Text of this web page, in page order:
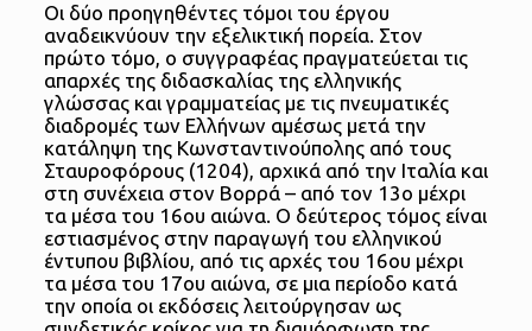
Οι δύο προηγηθέντες τόμοι του έργου
αναδεικνύουν την εξελικτική πορεία. Στον
πρώτο τόμο, ο συγγραφέας πραγματεύεται τις
απαρχές της διδασκαλίας της ελληνικής
γλώσσας και γραμματείας με τις πνευματικές
διαδρομές των Ελλήνων αμέσως μετά την
κατάληψη της Κωνσταντινούπολης από τους
Σταυροφόρους (1204), αρχικά από την Ιταλία και
στη συνέχεια στον Βορρά – από τον 13ο μέχρι
τα μέσα του 16ου αιώνα. Ο δεύτερος τόμος είναι
εστιασμένος στην παραγωγή του ελληνικού
έντυπου βιβλίου, από τις αρχές του 16ου μέχρι
τα μέσα του 17ου αιώνα, σε μια περίοδο κατά
την οποία οι εκδόσεις λειτούργησαν ως